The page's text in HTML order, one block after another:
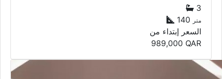
3
140 متر
السعر إبتداء من
989,000 QAR